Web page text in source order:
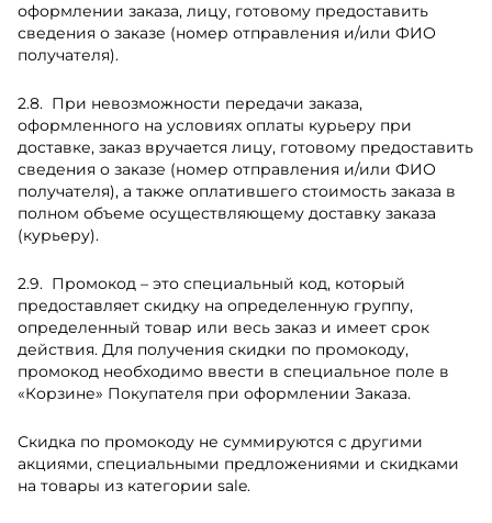
оформлении заказа, лицу, готовому предоставить
сведения о заказе (номер отправления и/или ФИО
получателя).
При невозможности передачи заказа,
оформленного на условиях оплаты курьеру при
доставке, заказ вручается лицу, готовому предоставить
сведения о заказе (номер отправления и/или ФИО
получателя), а также оплатившего стоимость заказа в
полном объеме осуществляющему доставку заказа
(курьеру).
Промокод – это специальный код, который
предоставляет скидку на определенную группу,
определенный товар или весь заказ и имеет срок
действия. Для получения скидки по промокоду,
промокод необходимо ввести в специальное поле в
«Корзине» Покупателя при оформлении Заказа.
Скидка по промокоду не суммируются с другими
акциями, специальными предложениями и скидками
на товары из категории sale.